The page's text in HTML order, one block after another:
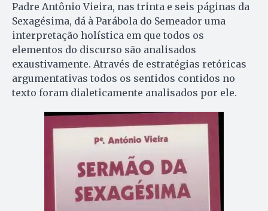
Padre Antônio Vieira, nas trinta e seis páginas da
Sexagésima, dá à Parábola do Semeador uma
interpretação holística em que todos os
elementos do discurso são analisados
exaustivamente. Através de estratégias retóricas
argumentativas todos os sentidos contidos no
texto foram dialeticamente analisados por ele.